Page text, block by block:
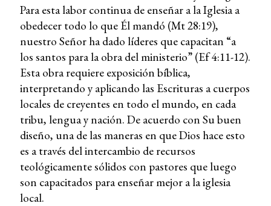
Para esta labor continua de enseñar a la Iglesia a
obedecer todo lo que Él mandó (Mt 28:19),
nuestro Señor ha dado líderes que capacitan “a
los santos para la obra del ministerio” (Ef 4:11-12).
Esta obra requiere exposición bíblica,
interpretando y aplicando las Escrituras a cuerpos
locales de creyentes en todo el mundo, en cada
tribu, lengua y nación. De acuerdo con Su buen
diseño, una de las maneras en que Dios hace esto
es a través del intercambio de recursos
teológicamente sólidos con pastores que luego
son capacitados para enseñar mejor a la iglesia
local.